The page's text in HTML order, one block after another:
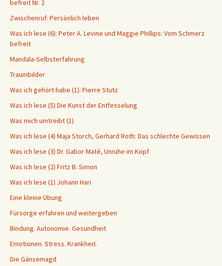
befreit Nr. 2
Zwischenruf: Persönlich leben
Was ich lese (6): Peter A. Levine und Maggie Phillips: Vom Schmerz
befreit
Mandala-Selbsterfahrung
Traumbilder
Was ich gehört habe (1): Pierre Stutz
Was ich lese (5) Die Kunst der Entfesselung
Was mich umtreibt (1)
Was ich lese (4) Maja Storch, Gerhard Roth: Das schlechte Gewissen
Was ich lese (3) Dr. Gabor Maté, Unruhe im Kopf
Was ich lese (2) Fritz B. Simon
Was ich lese (1) Johann Hari
Eine kleine Übung
Fürsorge erfahren und weitergeben
Bindung. Autonomie. Gesundheit
Emotionen. Stress. Krankheit.
Die Gänsemagd